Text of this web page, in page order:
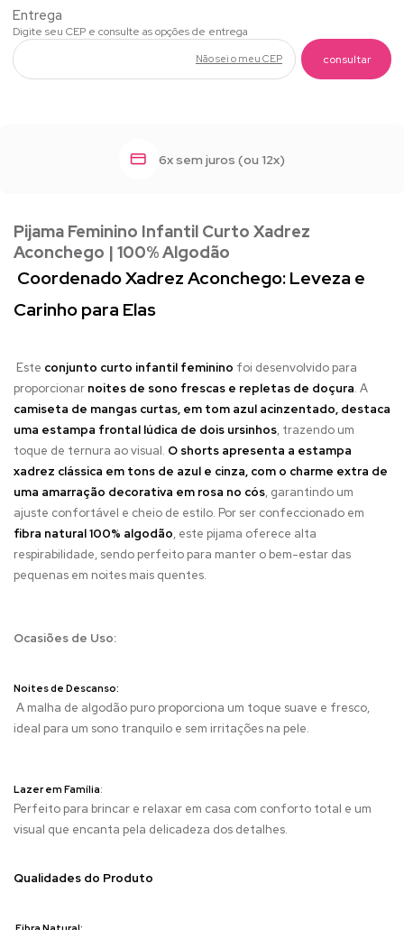
Não sei o meu CEP
6x sem juros (ou 12x)
Pijama Feminino Infantil Curto Xadrez
Aconchego | 100% Algodão
Coordenado Xadrez Aconchego: Leveza e
Carinho para Elas
Este conjunto curto infantil feminino foi desenvolvido para
proporcionar noites de sono frescas e repletas de doçura. A
camiseta de mangas curtas, em tom azul acinzentado, destaca
uma estampa frontal lúdica de dois ursinhos, trazendo um
toque de ternura ao visual. O shorts apresenta a estampa
xadrez clássica em tons de azul e cinza, com o charme extra de
uma amarração decorativa em rosa no cós, garantindo um
ajuste confortável e cheio de estilo. Por ser confeccionado em
fibra natural 100% algodão, este pijama oferece alta
respirabilidade, sendo perfeito para manter o bem-estar das
pequenas em noites mais quentes.
Ocasiões de Uso:
Noites de Descanso:
A malha de algodão puro proporciona um toque suave e fresco,
ideal para um sono tranquilo e sem irritações na pele.
Lazer em Família:
Perfeito para brincar e relaxar em casa com conforto total e um
visual que encanta pela delicadeza dos detalhes.
Qualidades do Produto